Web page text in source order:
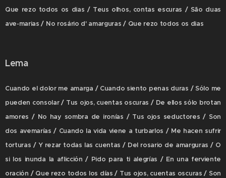
Que rezo todos os dias / Teus olhos, contas escuras / São duas
ave-marias / No rosário d' amarguras / Que rezo todos os dias
Lema
Cuando el dolor me amarga / Cuando siento penas duras / Sólo me
pueden consolar / Tus ojos, cuentas oscuras / De ellos sólo brotan
amores / No hay sombra de ironías / Tus ojos seductores / Son
dos avemarías / Cuando la vida viene a turbarlos / Me hacen sufrir
torturas / Y rezar todas las cuentas / Del rosario de amarguras / O
si los inunda la aflicción / Pido para ti alegrías / En una ferviente
oración / Que rezo todos los días / Tus ojos, cuentas oscuras / Son